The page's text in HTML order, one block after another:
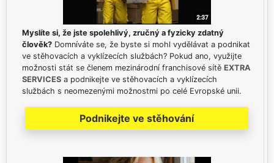
Myslíte si, že jste spolehlivý, zručný a fyzicky zdatný
člověk? Domníváte se, že byste si mohl vydělávat a podnikat
ve stěhovacích a vyklízecích službách? Pokud ano, využijte
možnosti stát se členem mezinárodní franchisové sítě EXTRA
SERVICES a podnikejte ve stěhovacích a vyklízecích
službách s neomezenými možnostmi po celé Evropské unii.
Podnikejte ve stěhování